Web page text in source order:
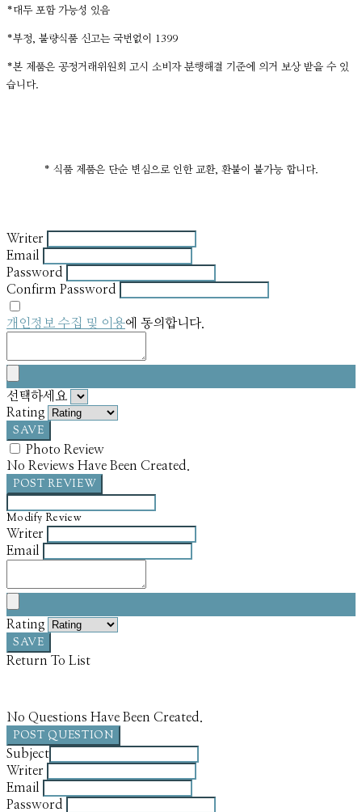
*대두 포함 가능성 있음
*부정, 불량식품 신고는 국번없이 1399
*본 제품은 공정거래위원회 고시 소비자 분행해결 기준에 의거 보상 받을 수 있
습니다.
* 식품 제품은 단순 변심으로 인한 교환, 환불이 불가능 합니다.
Writer
Email
Password
Confirm Password
개인정보 수집 및 이용에 동의합니다.
선택하세요
Rating
SAVE
Photo Review
No Reviews Have Been Created.
POST REVIEW
Modify Review
Writer
Email
Rating
SAVE
Return To List
No Questions Have Been Created.
POST QUESTION
Subject
Writer
Email
Password